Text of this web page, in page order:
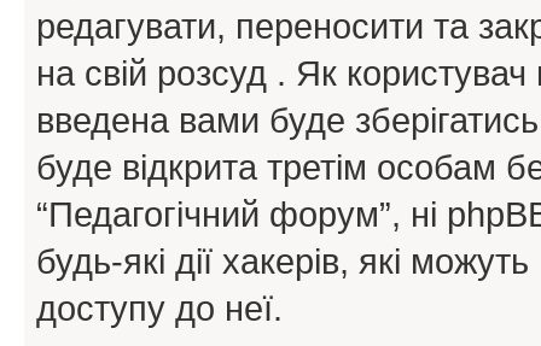
редагувати, переносити та
на свій розсуд . Як
введена вами буде
буде відкрита третім особам
“Педагогічний форум”, ні
будь-які дії хакерів, які
доступу до неї.